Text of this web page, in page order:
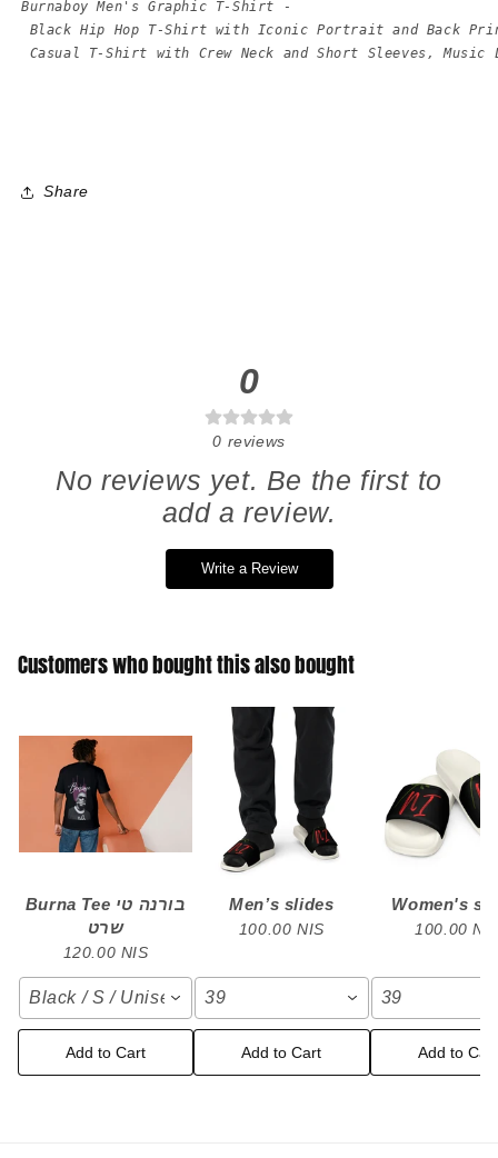
Burnaboy Men's Graphic T-Shirt -
Black Hip Hop T-Shirt with Iconic Portrait and Back
Casual T-Shirt with Crew Neck and Short Sleeves,
Share
0
0 reviews
No reviews yet. Be the first to
add a review.
Write a Review
Customers who bought this also bought
Burna Tee בורנה טי
שרט
120.00 NIS
Black / S / Unisex
Add to Cart
Men’s slides
100.00 NIS
39
Add to Cart
Women's
100.00
39
Add to Cart